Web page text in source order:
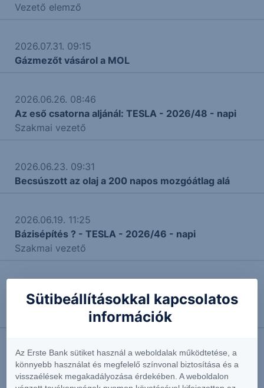
Vezető elemző
2026.07.31. 09:15
Gázmezőt vásárol a MOL
2026.06.26. 08:46
Az eső csatorna aljánál: TESLA - 2026/48 - napi
Szakmai vezető
2026.06.23. 09:31
Becsúszott az olaj a 200 napos mozgóátlag alá
2026.06.19. 11:25
Bázisépítés ? - TESLA - 2026/46 - napi
Szakmai vezető
Feketelistára kerültek a legnépszerűbb kínai
2026.05.27. 12:08
Mekkora veszély Ukrajna?
Vezető agrárszakértő
Sütibeállításokkal kapcsolatos
információk
Az Erste Bank sütiket használ a weboldalak működtetése, a
könnyebb használat és megfelelő színvonal biztosítása és a
visszaélések megakadályozása érdekében. A weboldalon